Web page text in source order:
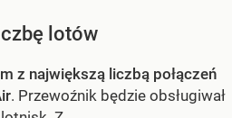
lotów
z największą liczbą połączeń
. Przewoźnik będzie obsługiwał